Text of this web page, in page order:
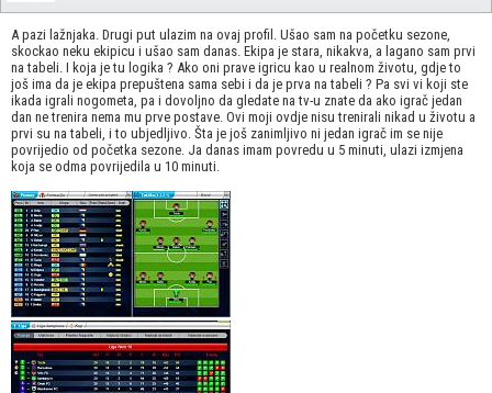
A pazi lažnjaka. Drugi put ulazim na ovaj profil. Ušao sam na početku sezone,
skockao neku ekipicu i ušao sam danas. Ekipa je stara, nikakva, a lagano sam prvi
na tabeli. I koja je tu logika ? Ako oni prave igricu kao u realnom životu, gdje to
još ima da je ekipa prepuštena sama sebi i da je prva na tabeli ? Pa svi vi koji ste
ikada igrali nogometa, pa i dovoljno da gledate na tv-u znate da ako igrač jedan
dan ne trenira nema mu prve postave. Ovi moji ovdje nisu trenirali nikad u životu a
prvi su na tabeli, i to ubjedljivo. Šta je još zanimljivo ni jedan igrač im se nije
povrijedio od početka sezone. Ja danas imam povredu u 5 minuti, ulazi izmjena
koja se odma povrijedila u 10 minuti.